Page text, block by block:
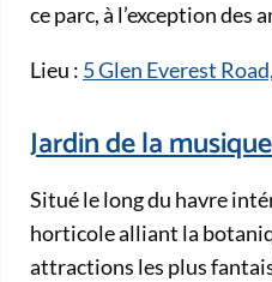
ce parc, à l’exception des
Lieu : 5 Glen Everest
Jardin de la
Situé le long du havre
horticole alliant la
attractions les plus